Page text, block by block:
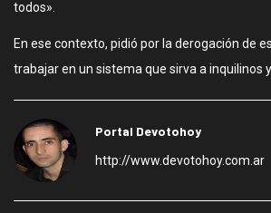
todos».
En ese contexto, pidió por la derogación de
trabajar en un sistema que sirva a inquilinos
Portal Devotohoy
http://www.devotohoy.com.ar